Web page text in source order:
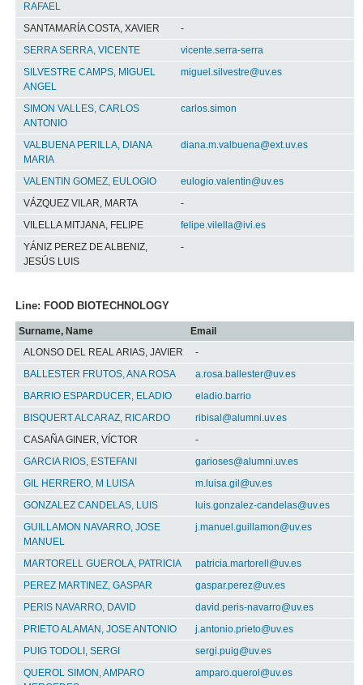
RAFAEL
SANTAMARÍA COSTA, XAVIER
-
SERRA SERRA, VICENTE
vicente.serra-serra
SILVESTRE CAMPS, MIGUEL
ANGEL
miguel.silvestre@uv.es
SIMON VALLES, CARLOS
ANTONIO
carlos.simon
VALBUENA PERILLA, DIANA
MARIA
diana.m.valbuena@ext.uv.es
VALENTIN GOMEZ, EULOGIO
eulogio.valentin@uv.es
VÁZQUEZ VILAR, MARTA
-
VILELLA MITJANA, FELIPE
felipe.vilella@ivi.es
YÁNIZ PEREZ DE ALBENIZ,
JESÚS LUIS
-
Line: FOOD BIOTECHNOLOGY
Surname, Name
Email
ALONSO DEL REAL ARIAS, JAVIER
-
BALLESTER FRUTOS, ANA ROSA
a.rosa.ballester@uv.es
BARRIO ESPARDUCER, ELADIO
eladio.barrio
BISQUERT ALCARAZ, RICARDO
ribisal@alumni.uv.es
CASAÑA GINER, VÍCTOR
-
GARCIA RIOS, ESTEFANI
garioses@alumni.uv.es
GIL HERRERO, M LUISA
m.luisa.gil@uv.es
GONZALEZ CANDELAS, LUIS
luis.gonzalez-candelas@uv.es
GUILLAMON NAVARRO, JOSE
MANUEL
j.manuel.guillamon@uv.es
MARTORELL GUEROLA, PATRICIA
patricia.martorell@uv.es
PEREZ MARTINEZ, GASPAR
gaspar.perez@uv.es
PERIS NAVARRO, DAVID
david.peris-navarro@uv.es
PRIETO ALAMAN, JOSE ANTONIO
j.antonio.prieto@uv.es
PUIG TODOLI, SERGI
sergi.puig@uv.es
QUEROL SIMON, AMPARO
amparo.querol@uv.es